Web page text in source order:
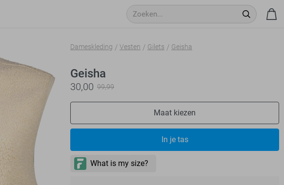
Dameskleding Vesten Gilets Geisha
Geisha
30,00 99,99
Maat kiezen
In je tas